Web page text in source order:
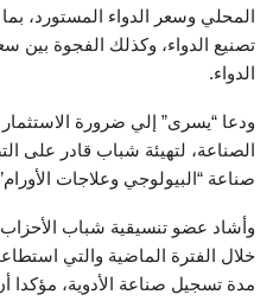
المحلي وسعر الدواء المستورد،
تصنيع الدواء، وكذلك الفجوة بين
الدواء.
ودعا “يسرى” إلي ضرورة الاستثمار
الصناعة، لتهيئة شباب قادر على
صناعة “البيولوجي وعلاجات
وأشاد عضو تنسيقية شباب الأحزاب
خلال الفترة الماضية والتي
مدة تسجيل صناعة الأدوية، مؤكدا